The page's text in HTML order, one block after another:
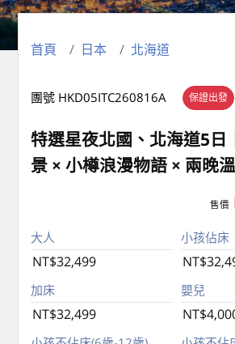
首頁 日本 北海道
保證出發
團號 HKD05ITC260816A
特選星夜北國、北海道5日
景 × 小樽浪漫物語 × 兩晚
售價
大人
NT$32,499
小孩佔床
加床
NT$32,499
嬰兒